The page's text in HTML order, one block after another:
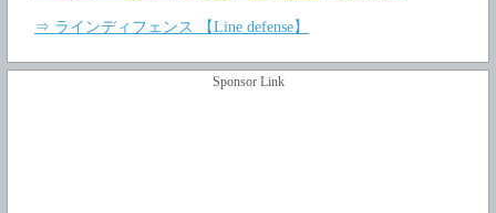
⇒ ラインディフェンス 【Line defense】
Sponsor Link